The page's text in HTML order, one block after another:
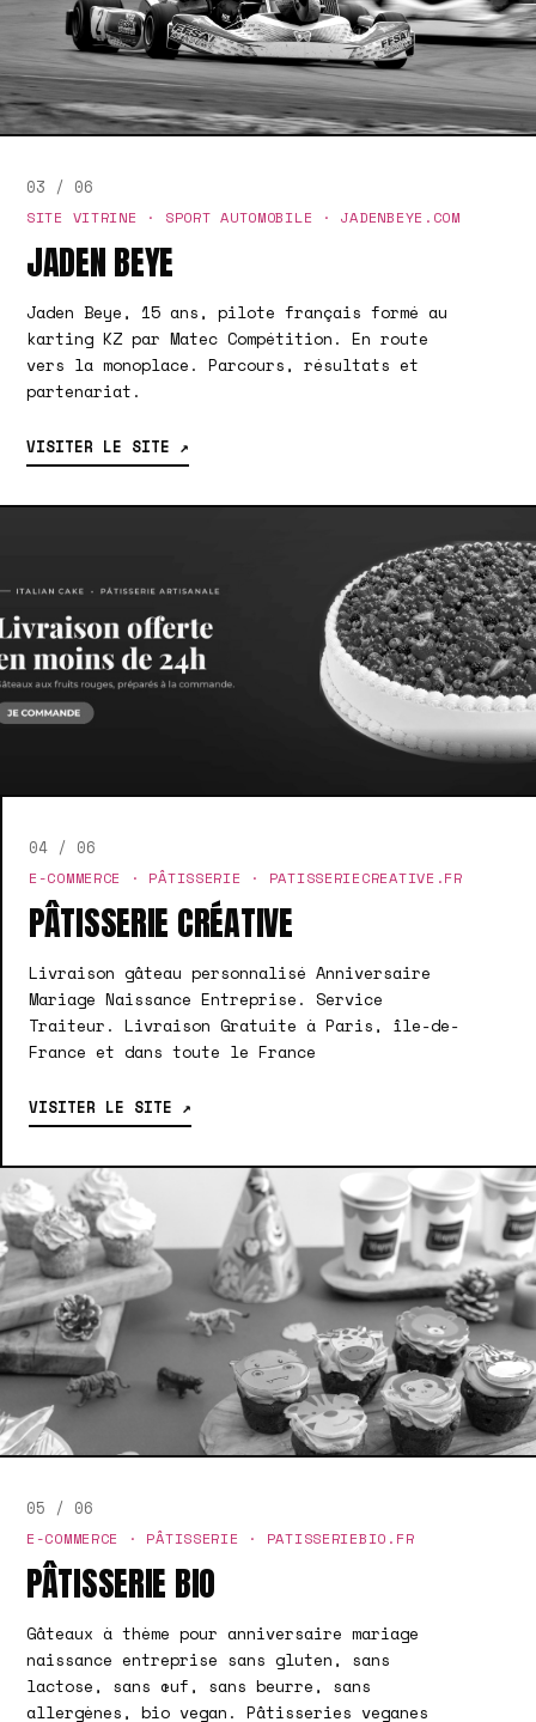
03 / 06
SITE VITRINE · SPORT AUTOMOBILE · JADENBEYE.COM
JADEN BEYE
Jaden Beye, 15 ans, pilote français formé au
karting KZ par Matec Compétition. En route
vers la monoplace. Parcours, résultats et
partenariat.
VISITER LE SITE ↗
04 / 06
E-COMMERCE · PÂTISSERIE · PATISSERIECREATIVE.FR
PÂTISSERIE CRÉATIVE
Livraison gâteau personnalisé Anniversaire
Mariage Naissance Entreprise. Service
Traiteur. Livraison Gratuite à Paris, île-de-
France et dans toute le France
VISITER LE SITE ↗
05 / 06
E-COMMERCE · PÂTISSERIE · PATISSERIEBIO.FR
PÂTISSERIE BIO
Gâteaux à thème pour anniversaire mariage
naissance entreprise sans gluten, sans
lactose, sans œuf, sans beurre, sans
allergènes, bio vegan. Pâtisseries veganes